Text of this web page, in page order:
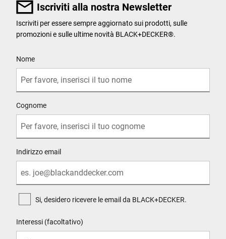
Iscriviti alla nostra Newsletter
Iscriviti per essere sempre aggiornato sui prodotti, sulle
promozioni e sulle ultime novità BLACK+DECKER®.
Nome
Cognome
Indirizzo email
Si, desidero ricevere le email da BLACK+DECKER.
Interessi (facoltativo)